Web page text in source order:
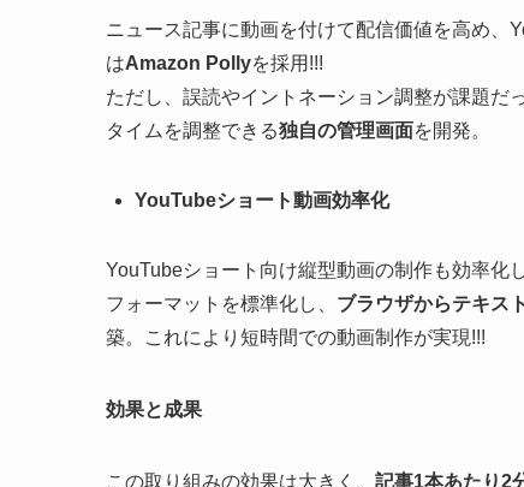
ニュース記事に動画を付けて配信価値を高め、
はAmazon Pollyを採用!!!
ただし、誤読やイントネーション調整が課題だ
タイムを調整できる独自の管理画面を開発。
YouTubeショート動画効率化
YouTubeショート向け縦型動画の制作も効率化
フォーマットを標準化し、 ブラウザからテキス
築。これにより短時間での動画制作が実現!!!
効果と成果
この取り組みの効果は大きく、 記事1本あたり2